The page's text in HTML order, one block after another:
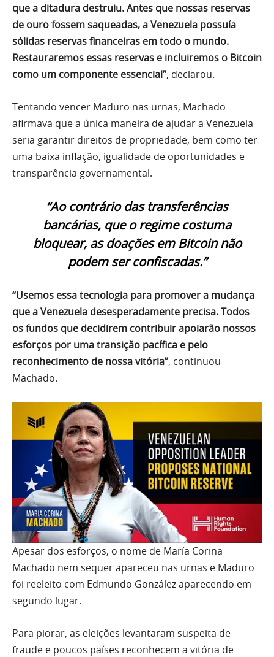
que a ditadura destruiu. Antes que nossas reservas
de ouro fossem saqueadas, a Venezuela possuía
sólidas reservas financeiras em todo o mundo.
Restauraremos essas reservas e incluiremos o Bitcoin
como um componente essencial”, declarou.
Tentando vencer Maduro nas urnas, Machado
afirmava que a única maneira de ajudar a Venezuela
seria garantir direitos de propriedade, bem como ter
uma baixa inflação, igualidade de oportunidades e
transparência governamental.
“Ao contrário das transferências
bancárias, que o regime costuma
bloquear, as doações em Bitcoin não
podem ser confiscadas.”
“Usemos essa tecnologia para promover a mudança
que a Venezuela desesperadamente precisa. Todos
os fundos que decidirem contribuir apoiarão nossos
esforços por uma transição pacífica e pelo
reconhecimento de nossa vitória”, continuou
Machado.
Apesar dos esforços, o nome de María Corina
Machado nem sequer apareceu nas urnas e Maduro
foi reeleito com Edmundo González aparecendo em
segundo lugar.
Para piorar, as eleições levantaram suspeita de
fraude e poucos países reconhecem a vitória de